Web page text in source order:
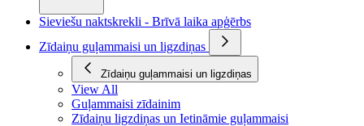
Sieviešu naktskrekli - Brīvā laika apģērbs
Zīdaiņu guļammaisi un ligzdiņas
Zīdaiņu guļammaisi un ligzdiņas
View All
Guļammaisi zīdainim
Zīdaiņu ligzdiņas un Ietināmie guļammaisi